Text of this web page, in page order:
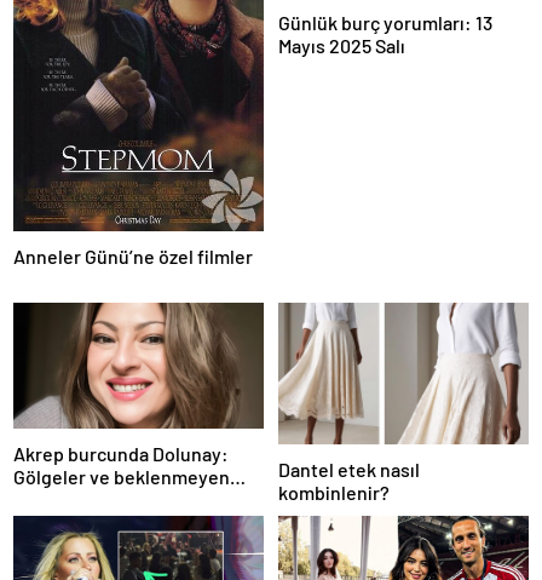
Anneler Günü’ne özel filmler
Günlük burç yorumları: 13
Mayıs 2025 Salı
Akrep burcunda Dolunay:
Gölgeler ve beklenmeyen
Dantel etek nasıl
kombinlenir?